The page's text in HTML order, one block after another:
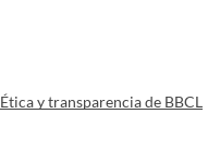
Ética y transparencia de BBCL